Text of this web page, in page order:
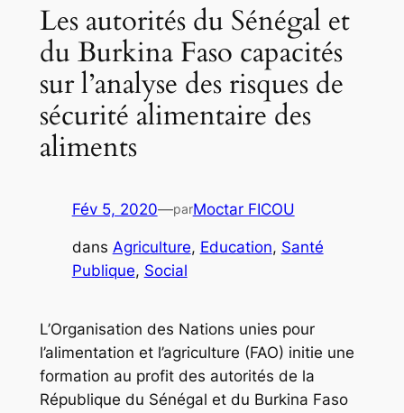
Les autorités du Sénégal et
du Burkina Faso capacités
sur l’analyse des risques de
sécurité alimentaire des
aliments
Fév 5, 2020—parMoctar FICOU
dans Agriculture, Education, Santé
Publique, Social
L’Organisation des Nations unies pour
l’alimentation et l’agriculture (FAO) initie une
formation au profit des autorités de la
République du Sénégal et du Burkina Faso